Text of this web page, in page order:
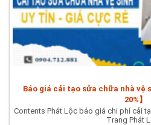
Báo giá cải tạo sửa chữa nhà vệ
20%】
Contents Phát Lộc báo giá chi phí cải
Trang Phát